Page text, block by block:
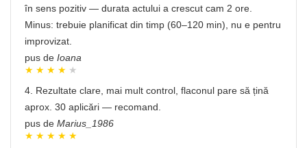
în sens pozitiv — durata actului a crescut cam 2 ore.
Minus: trebuie planificat din timp (60–120 min), nu e pentru
improvizat.
pus de Ioana
4. Rezultate clare, mai mult control, flaconul pare să țină
aprox. 30 aplicări — recomand.
pus de Marius_1986